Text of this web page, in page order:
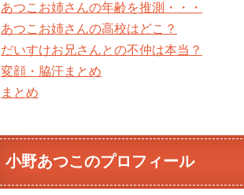
あつこお姉さんの年齢を推測・・・
あつこお姉さんの高校はどこ？
だいすけお兄さんとの不仲は本当？
変顔・脇汗まとめ
まとめ
小野あつこのプロフィール